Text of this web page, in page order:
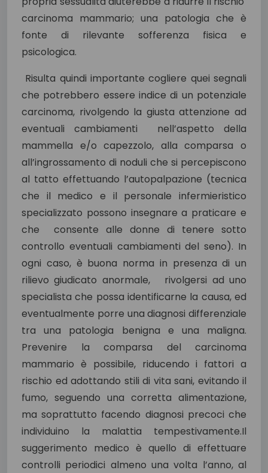
carcinoma mammario; una patologia che è
fonte di rilevante sofferenza fisica e
psicologica.
Risulta quindi importante cogliere quei segnali
che potrebbero essere indice di un potenziale
carcinoma, rivolgendo la giusta attenzione ad
eventuali cambiamenti nell’aspetto della
mammella e/o capezzolo, alla comparsa o
all’ingrossamento di noduli che si percepiscono
al tatto effettuando l’autopalpazione (tecnica
che il medico e il personale infermieristico
specializzato possono insegnare a praticare e
che consente alle donne di tenere sotto
controllo eventuali cambiamenti del seno). In
ogni caso, è buona norma in presenza di un
rilievo giudicato anormale, rivolgersi ad uno
specialista che possa identificarne la causa, ed
eventualmente porre una diagnosi differenziale
tra una patologia benigna e una maligna.
Prevenire la comparsa del carcinoma
mammario è possibile, riducendo i fattori a
rischio ed adottando stili di vita sani, evitando il
fumo, seguendo una corretta alimentazione,
ma soprattutto facendo diagnosi precoci che
individuino la malattia tempestivamente.Il
suggerimento medico è quello di effettuare
controlli periodici almeno una volta l’anno, al